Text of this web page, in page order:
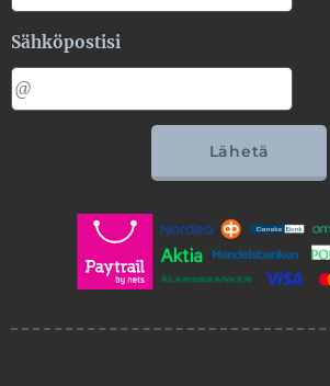
Sähköpostisi
Lähetä